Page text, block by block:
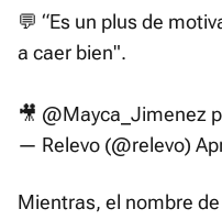
💬 “Es un plus de
a caer bien".
🎥 @Mayca_Jimenez
— Relevo (@relevo)
Mientras, el nombre de